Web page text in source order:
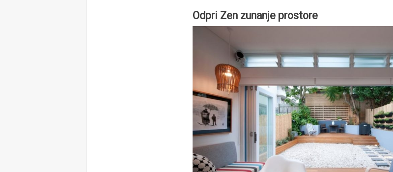
Odpri Zen zunanje prostore